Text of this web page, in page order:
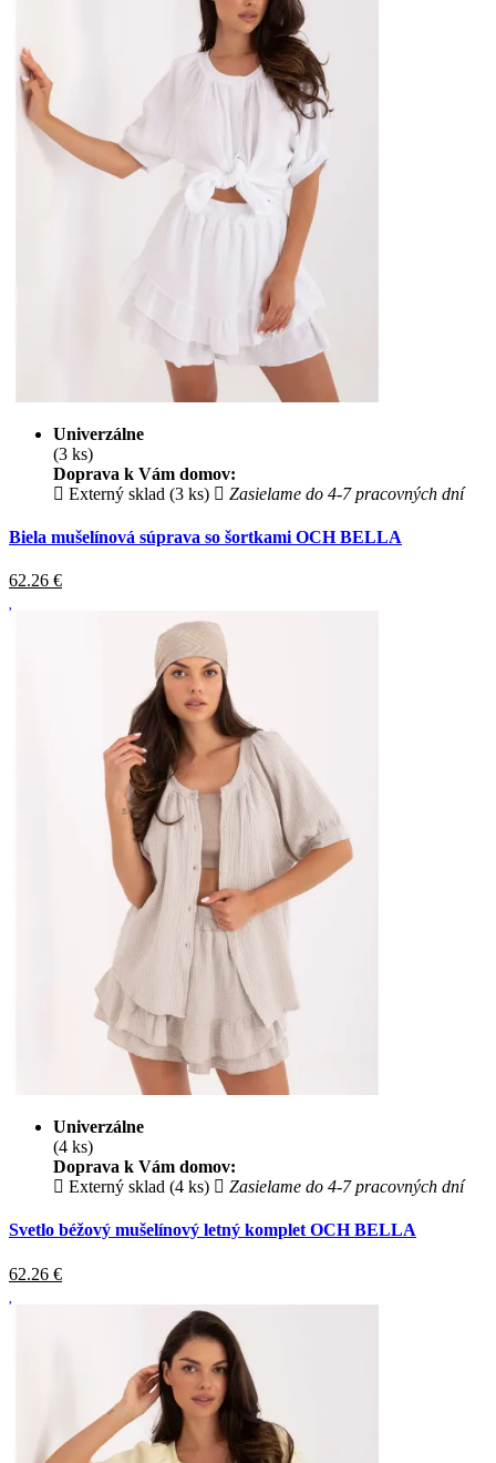
Univerzálne
(3 ks)
Doprava k Vám domov:
Externý sklad (3 ks)
Zasielame do 4-7 pracovných dní
Biela mušelínová súprava so šortkami OCH BELLA
62.26 €
Univerzálne
(4 ks)
Doprava k Vám domov:
Externý sklad (4 ks)
Zasielame do 4-7 pracovných dní
Svetlo béžový mušelínový letný komplet OCH BELLA
62.26 €